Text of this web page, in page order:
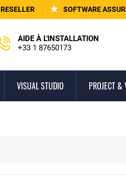
RESELLER SOFTWARE
AIDE À L'INSTALLATION
+33 1 87650173
VISUAL STUDIO PROJECT &